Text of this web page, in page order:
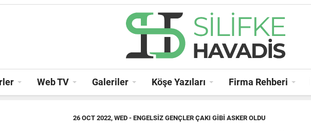
Web TV Galeriler Köşe Yazıları Firma Rehberi
11 OCT 2022, TUE- SILIFKE BELEDIYE MECLISI, 2023 BÜTÇESINI ONAYLADI!